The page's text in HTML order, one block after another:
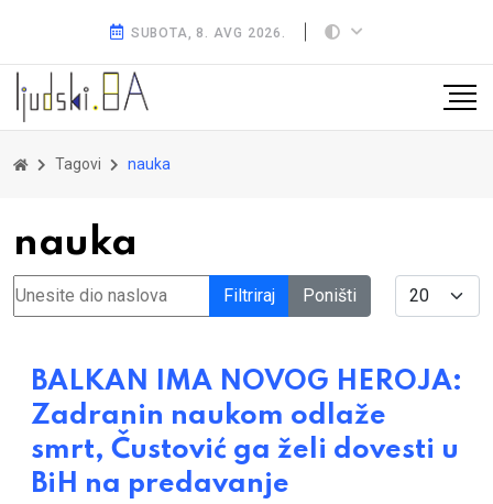
SUBOTA, 8. AVG 2026.
Tagovi nauka
nauka
Unesite dio naslova Filtriraj Poništi Display #
BALKAN IMA NOVOG HEROJA:
Zadranin naukom odlaže
smrt, Čustović ga želi dovesti u
BiH na predavanje